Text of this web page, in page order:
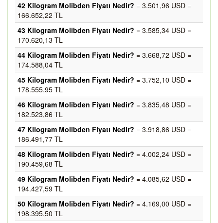
42 Kilogram Molibden Fiyatı Nedir? = 3.501,96 USD =
166.652,22 TL
43 Kilogram Molibden Fiyatı Nedir? = 3.585,34 USD =
170.620,13 TL
44 Kilogram Molibden Fiyatı Nedir? = 3.668,72 USD =
174.588,04 TL
45 Kilogram Molibden Fiyatı Nedir? = 3.752,10 USD =
178.555,95 TL
46 Kilogram Molibden Fiyatı Nedir? = 3.835,48 USD =
182.523,86 TL
47 Kilogram Molibden Fiyatı Nedir? = 3.918,86 USD =
186.491,77 TL
48 Kilogram Molibden Fiyatı Nedir? = 4.002,24 USD =
190.459,68 TL
49 Kilogram Molibden Fiyatı Nedir? = 4.085,62 USD =
194.427,59 TL
50 Kilogram Molibden Fiyatı Nedir? = 4.169,00 USD =
198.395,50 TL